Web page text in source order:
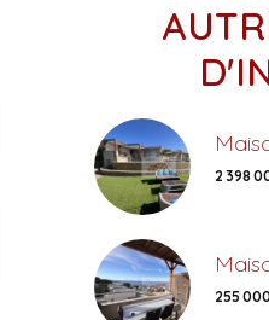
2 398
255